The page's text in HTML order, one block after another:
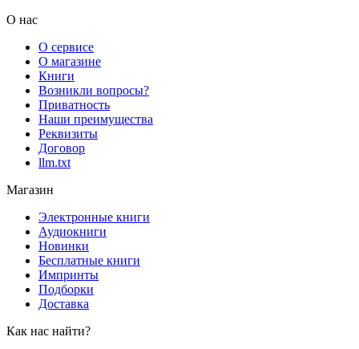
О нас
О сервисе
О магазине
Книги
Возникли вопросы?
Приватность
Наши преимущества
Реквизиты
Договор
llm.txt
Магазин
Электронные книги
Аудиокниги
Новинки
Бесплатные книги
Импринты
Подборки
Доставка
Как нас найти?